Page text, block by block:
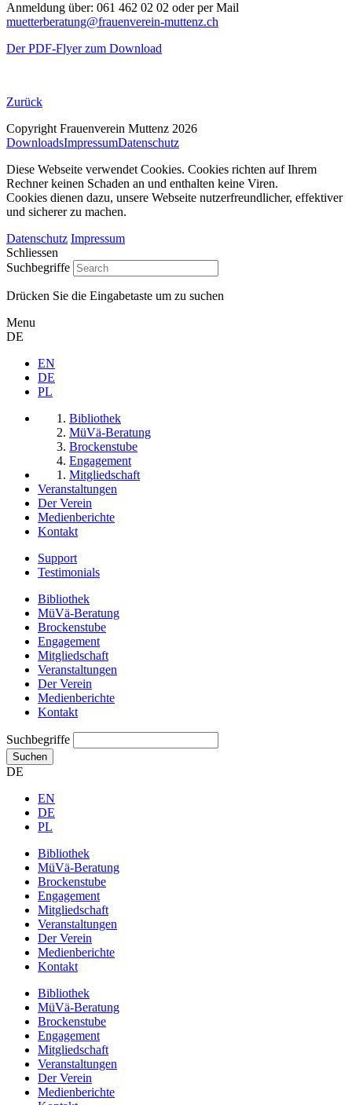
Anmeldung über: 061 462 02 02 oder per Mail
muetterberatung@frauenverein‐muttenz.ch
Der PDF-Flyer zum Download
Zurück
Copyright Frauenverein Muttenz 2026
DownloadsImpressumDatenschutz
Diese Webseite verwendet Cookies. Cookies richten auf Ihrem
Rechner keinen Schaden an und enthalten keine Viren.
Cookies dienen dazu, unsere Webseite nutzerfreundlicher, effektiver
und sicherer zu machen.
Datenschutz Impressum
Schliessen
Suchbegriffe
Drücken Sie die Eingabetaste um zu suchen
Menu
DE
EN
DE
PL
Bibliothek
MüVä-Beratung
Brockenstube
Engagement
Mitgliedschaft
Veranstaltungen
Der Verein
Medienberichte
Kontakt
Support
Testimonials
Bibliothek
MüVä-Beratung
Brockenstube
Engagement
Mitgliedschaft
Veranstaltungen
Der Verein
Medienberichte
Kontakt
Suchbegriffe
Suchen
DE
EN
DE
PL
Bibliothek
MüVä-Beratung
Brockenstube
Engagement
Mitgliedschaft
Veranstaltungen
Der Verein
Medienberichte
Kontakt
Bibliothek
MüVä-Beratung
Brockenstube
Engagement
Mitgliedschaft
Veranstaltungen
Der Verein
Medienberichte